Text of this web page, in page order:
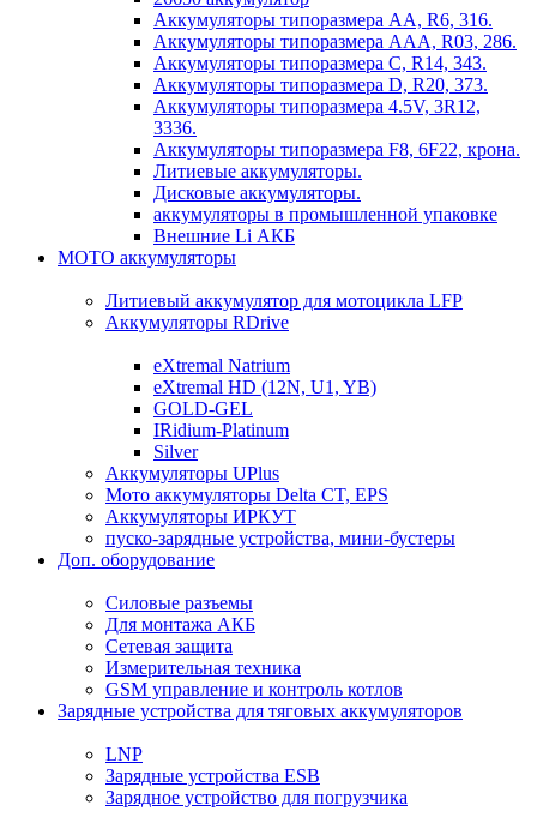
Аккумуляторы типоразмера АА, R6, 316.
Аккумуляторы типоразмера ААА, R03, 286.
Аккумуляторы типоразмера С, R14, 343.
Аккумуляторы типоразмера D, R20, 373.
Аккумуляторы типоразмера 4.5V, 3R12,
3336.
Аккумуляторы типоразмера F8, 6F22, крона.
Литиевые аккумуляторы.
Дисковые аккумуляторы.
аккумуляторы в промышленной упаковке
Внешние Li АКБ
МОТО аккумуляторы
Литиевый аккумулятор для мотоцикла LFP
Аккумуляторы RDrive
eXtremal Natrium
eXtremal HD (12N, U1, YB)
GOLD-GEL
IRidium-Platinum
Silver
Аккумуляторы UPlus
Мото аккумуляторы Delta CT, EPS
Аккумуляторы ИРКУТ
пуско-зарядные устройства, мини-бустеры
Доп. оборудование
Силовые разъемы
Для монтажа АКБ
Сетевая защита
Измерительная техника
GSM управление и контроль котлов
Зарядные устройства для тяговых аккумуляторов
LNP
Зарядные устройства ESB
Зарядное устройство для погрузчика